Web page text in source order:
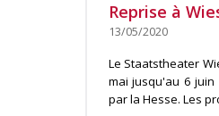
Reprise à
13/05/2020
Le Staatstheater
mai jusqu'au 6
par la Hesse. Les